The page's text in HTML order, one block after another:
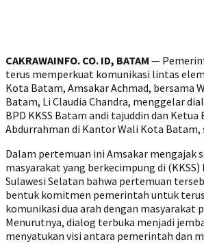
CAKRAWAINFO. CO. ID, BATAM —
terus memperkuat komunikasi lintas
Kota Batam, Amsakar Achmad, bersama
Batam, Li Claudia Chandra, menggelar
BPD KKSS Batam andi tajuddin dan Ketua
Abdurrahman di Kantor Wali Kota Batam,
Dalam pertemuan ini Amsakar mengajak
masyarakat yang berkecimpung di
Sulawesi Selatan bahwa pertemuan
bentuk komitmen pemerintah untuk
komunikasi dua arah dengan masyarakat
Menurutnya, dialog terbuka menjadi
menyatukan visi antara pemerintah dan